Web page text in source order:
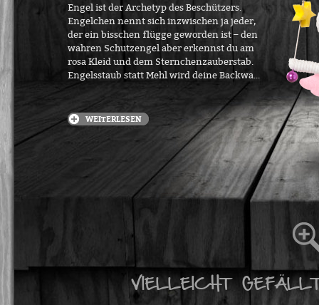
Engel ist der Archetyp des Beschützers.
Engelchen nennt sich inzwischen ja jeder,
der ein bisschen flügge geworden ist – den
wahren Schutzengel aber erkennst du am
rosa Kleid und dem Sternchenzauberstab.
Engelsstaub statt Mehl wird deine Backwa...
WEITERLESEN
VIELLEICHT